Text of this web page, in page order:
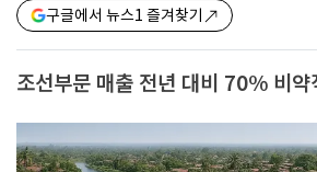
구글에서 뉴스1 즐겨찾기
조선부문 매출 전년 대비 70% 비약